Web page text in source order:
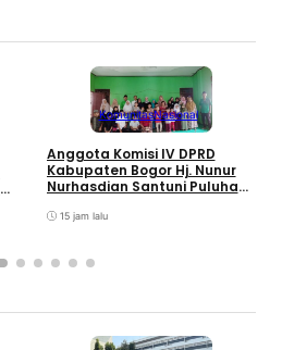
KomunitasNasional
Anggota Komisi IV DPRD
Kabupaten Bogor Hj. Nunur
Nurhasdian Santuni Puluhan
15 jam lalu